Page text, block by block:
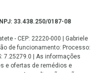
33.438.250/0187-08
- CEP: 22220-000 | Gabriele
de funcionamento: Processo:
7.25279.0 | As informações
e ofertas de remédios e